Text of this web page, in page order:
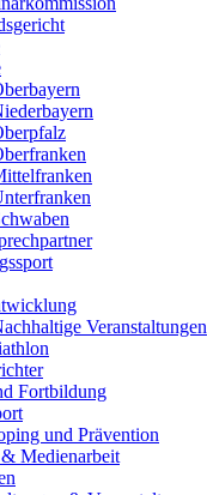
Veranstaltungen
Fortbildung
und Prävention
& Medienarbeit